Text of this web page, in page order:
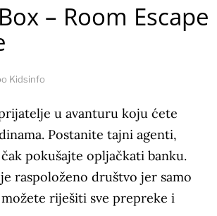
– Room Escape
Kidsinfo
u avanturu koju ćete
Postanite tajni agenti,
pokušajte opljačkati banku.
raspoloženo društvo jer samo
riješiti sve prepreke i